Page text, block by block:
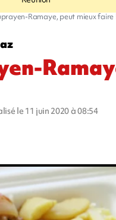
Ramaye, peut mieux faire
le 11 juin 2020 à 08:54